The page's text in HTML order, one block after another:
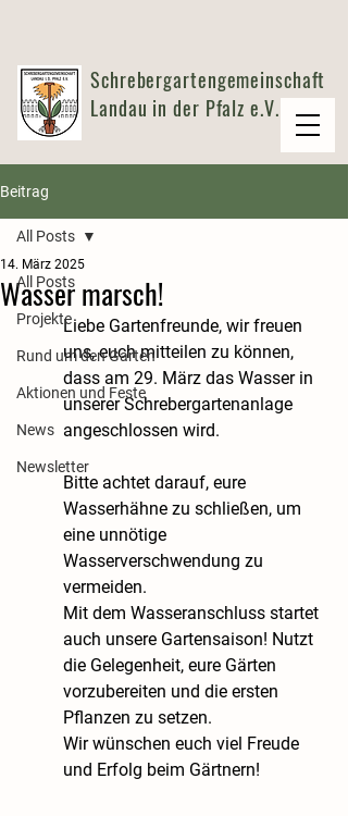
Schrebergartengemeinschaft
Landau in der Pfalz e.V.
Beitrag
All Posts
Projekte
Rund um den Garten
Aktionen und Feste
News
Newsletter
All Posts
Wasser marsch!
14. März 2025
Liebe Gartenfreunde, wir freuen
uns, euch mitteilen zu können,
dass am 29. März das Wasser in
unserer Schrebergartenanlage
angeschlossen wird.
Bitte achtet darauf, eure
Wasserhähne zu schließen, um
eine unnötige
Wasserverschwendung zu
vermeiden.
Mit dem Wasseranschluss startet
auch unsere Gartensaison! Nutzt
die Gelegenheit, eure Gärten
vorzubereiten und die ersten
Pflanzen zu setzen.
Wir wünschen euch viel Freude
und Erfolg beim Gärtnern!